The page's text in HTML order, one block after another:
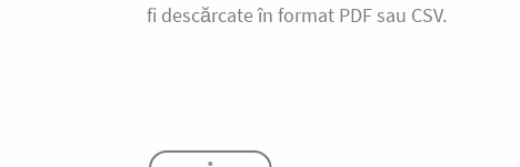
fi descărcate în format PDF sau CSV.